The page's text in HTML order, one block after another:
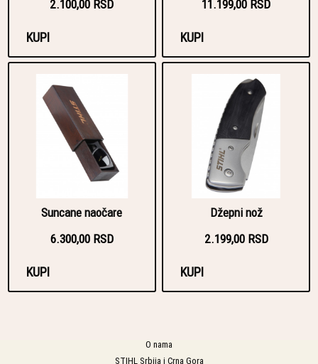
2.100,00 RSD
KUPI
11.199,00 RSD
KUPI
Suncane naočare
6.300,00 RSD
KUPI
Džepni nož
2.199,00 RSD
KUPI
O nama
STIHL Srbija i Crna Gora